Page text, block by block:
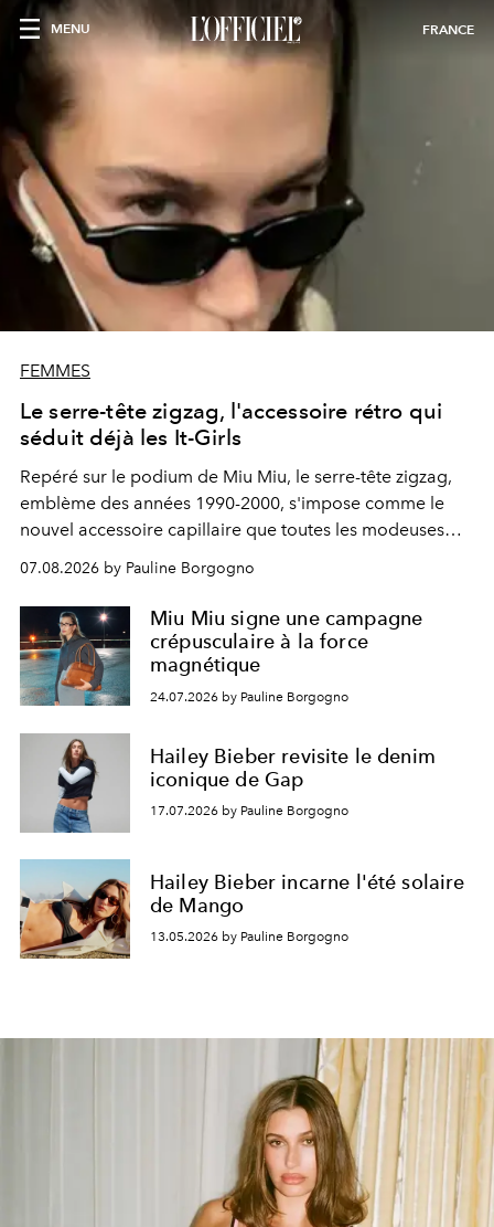
MENU FRANCE
FEMMES
Le serre-tête zigzag, l'accessoire rétro qui
séduit déjà les It-Girls
Repéré sur le podium de Miu Miu, le serre-tête zigzag,
emblème des années 1990-2000, s'impose comme le
nouvel accessoire capillaire que toutes les modeuses
s'arrachent déjà.
07.08.2026 by Pauline Borgogno
Miu Miu signe une campagne
crépusculaire à la force
magnétique
24.07.2026 by Pauline Borgogno
Hailey Bieber revisite le denim
iconique de Gap
17.07.2026 by Pauline Borgogno
Hailey Bieber incarne l'été solaire
de Mango
13.05.2026 by Pauline Borgogno